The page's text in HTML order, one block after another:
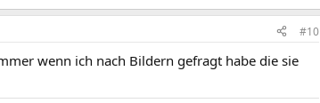
#10
wenn ich nach Bildern gefragt habe die sie